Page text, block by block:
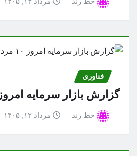
فناوری
گزارش بازار سرمایه امروز ۱۰ مرداد ۱۴۰۵
خط رند مرداد ۱۲, ۱۴۰۵